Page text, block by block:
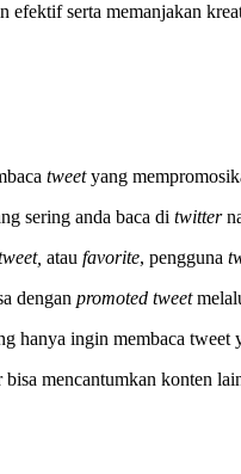
efektif serta memanjakan
tweetyang
sering anda baca di twitter
ataufavorite, pengguna
dengan promoted tweet
hanya ingin membaca
bisa mencantumkan konten